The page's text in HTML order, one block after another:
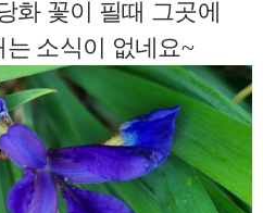
화 꽃이 필때 그곳에
소식이 없네요~